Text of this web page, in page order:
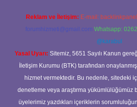
Reklam ve İletişim: E-mail:
forumhizmeti@gmail.com Whatsapp:
@karabul
Yasal Uyarı: Sitemiz, 5651 Sayılı Kanun
İletişim Kurumu (BTK) tarafından
hizmet vermektedir. Bu nedenle, sitedeki
denetleme veya araştırma yükümlülüğümüz
üyelerimiz yazdıkları içeriklerin